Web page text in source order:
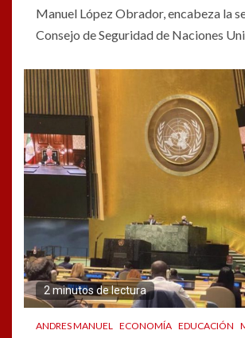
Manuel López Obrador, encabeza la
Consejo de Seguridad de Naciones
2 minutos de lectura
ANDRES MANUEL ECONOMÍA EDUCACIÓN